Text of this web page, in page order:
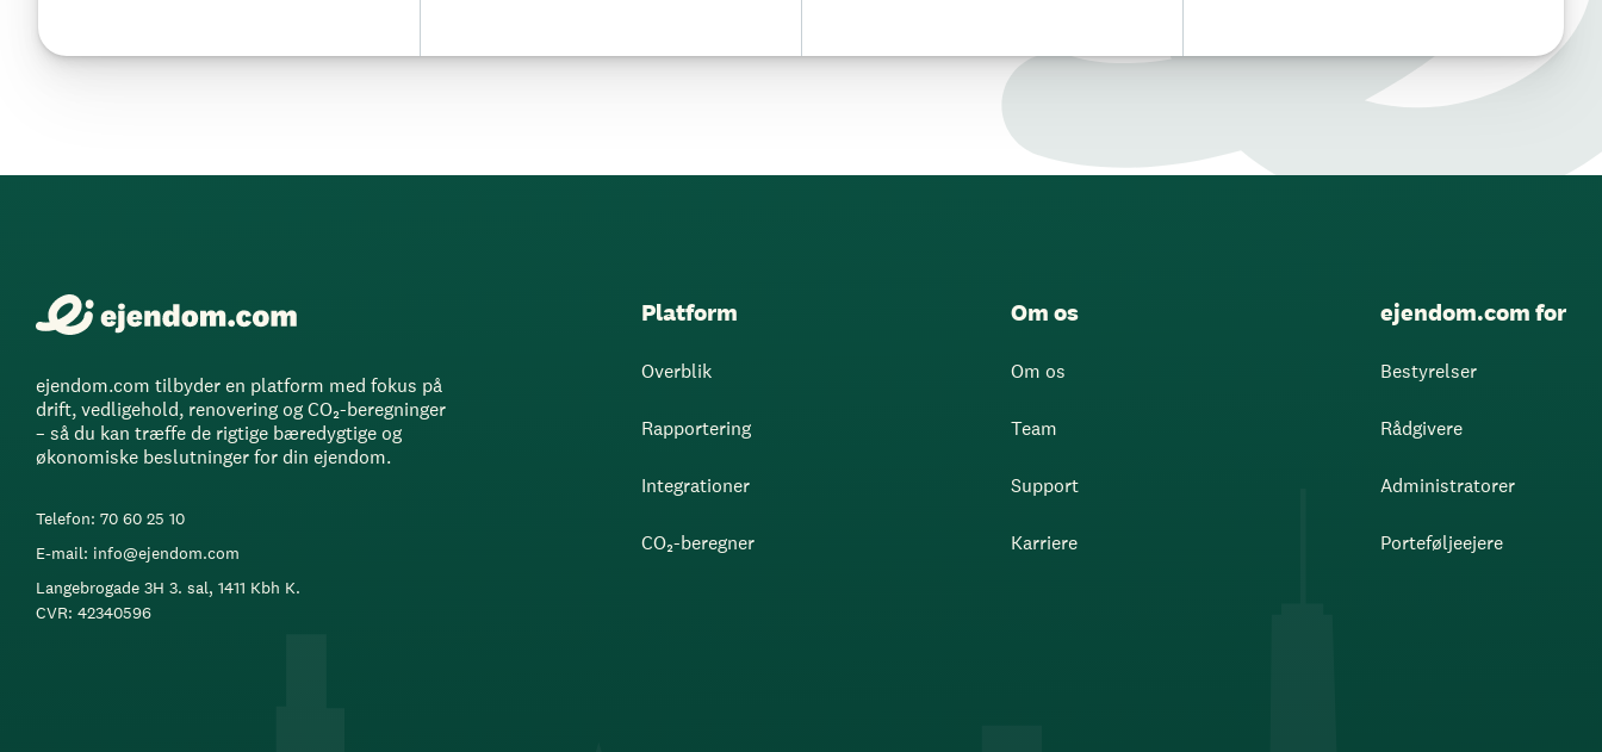
ejendom.com tilbyder en platform med fokus på
drift, vedligehold, renovering og CO₂-beregninger
– så du kan træffe de rigtige bæredygtige og
økonomiske beslutninger for din ejendom.
Telefon: 70 60 25 10
E-mail: info@ejendom.com
Langebrogade 3H 3. sal, 1411 Kbh K.
CVR: 42340596
Platform
Overblik
Rapportering
Integrationer
CO₂-beregner
Om os
Om os
Team
Support
Karriere
ejendom.com for
Bestyrelser
Rådgivere
Administratorer
Porteføljeejere